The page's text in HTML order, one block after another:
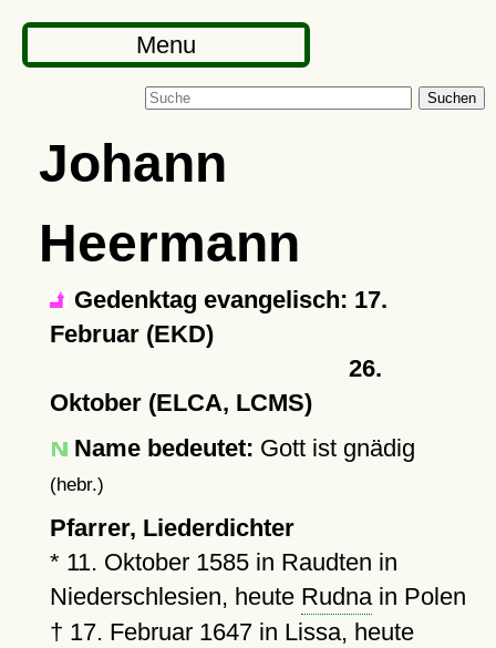
Menu
Suchen
Johann
Heermann
Gedenktag evangelisch: 17.
Februar (EKD)
26.
Oktober (ELCA, LCMS)
Name bedeutet: Gott ist gnädig
(hebr.)
Pfarrer, Liederdichter
* 11. Oktober 1585in Raudten in
Niederschlesien, heute Rudnain Polen
† 17. Februar 1647in Lissa, heute